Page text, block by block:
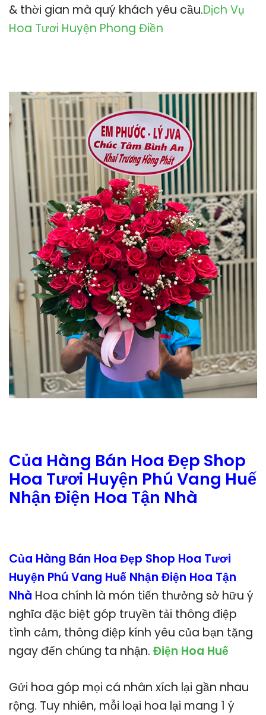
& thời gian mà quý khách yêu cầu.Dịch Vụ
Hoa Tươi Huyện Phong Điền
Của Hàng Bán Hoa Đẹp Shop
Hoa Tươi Huyện Phú Vang Huế
Nhận Điện Hoa Tận Nhà
Của Hàng Bán Hoa Đẹp Shop Hoa Tươi
Huyện Phú Vang Huế Nhận Điện Hoa Tận
Nhà Hoa chính là món tiến thưởng sở hữu ý
nghĩa đặc biệt góp truyền tải thông điệp
tình cảm, thông điệp kính yêu của bạn tặng
ngay đến chúng ta nhận. Điện Hoa Huế
Gửi hoa góp mọi cá nhân xích lại gần nhau
rộng. Tuy nhiên, mỗi loại hoa lại mang 1 ý